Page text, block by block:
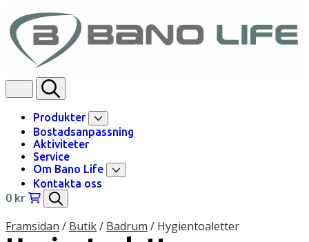
Skip to content
Produkter
Bostadsanpassning
Aktiviteter
Service
Om Bano Life
Kontakta oss
0 kr
Framsidan / Butik/ Badrum / Hygientoaletter